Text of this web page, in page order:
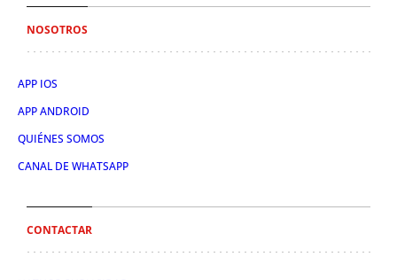
NOSOTROS
APP IOS
APP ANDROID
QUIÉNES SOMOS
CANAL DE WHATSAPP
CONTACTAR